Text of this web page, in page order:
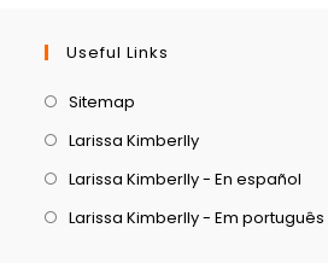
Useful Links
Sitemap
Larissa Kimberlly
Larissa Kimberlly - En español
Larissa Kimberlly - Em português